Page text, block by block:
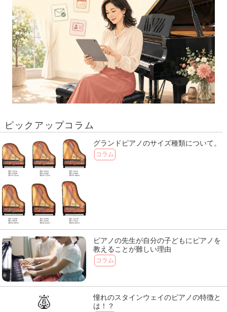
ピックアップコラム
グランドピアノのサイズ種類について。
コラム
ピアノの先生が自分の子どもにピアノを
教えることが難しい理由
コラム
憧れのスタインウェイのピアノの特徴と
は！？